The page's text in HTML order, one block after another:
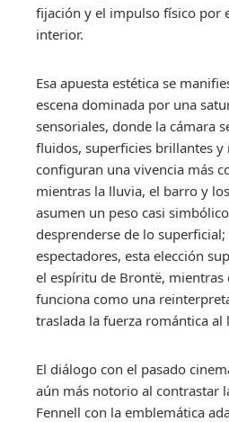
fijación y el impulso físico por
interior.
Esa apuesta estética se
escena dominada por una
sensoriales, donde la cámara
fluidos, superficies brillantes y
configuran una vivencia más
mientras la lluvia, el barro y
asumen un peso casi
desprenderse de lo
espectadores, esta elección
el espíritu de Brontë, mientras
funciona como una
traslada la fuerza romántica al
El diálogo con el pasado
aún más notorio al contrastar
Fennell con la emblemática